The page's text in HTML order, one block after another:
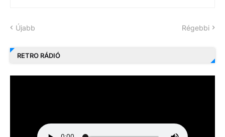
Újabb Régebbi
RETRO RÁDIÓ